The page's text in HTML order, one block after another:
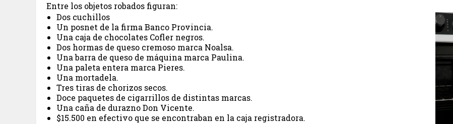
Entre los objetos robados figuran:
Dos cuchillos
Un posnet de la firma Banco Provincia.
Una caja de chocolates Cofler negros.
Dos hormas de queso cremoso marca Noalsa.
Una barra de queso de máquina marca Paulina.
Una paleta entera marca Pieres.
Una mortadela.
Tres tiras de chorizos secos.
Doce paquetes de cigarrillos de distintas marcas.
Una caña de durazno Don Vicente.
$15.500 en efectivo que se encontraban en la caja registradora.